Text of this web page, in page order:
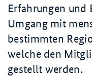
Erfahrungen und
Umgang mit
bestimmten
welche den
gestellt werden.